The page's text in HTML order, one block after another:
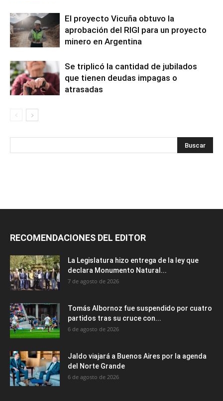
El proyecto Vicuña obtuvo la
aprobación del RIGI para un proyecto
minero en Argentina
Se triplicó la cantidad de jubilados
que tienen deudas impagas o
atrasadas
RECOMENDACIONES DEL EDITOR
La Legislatura hizo entrega de la ley que
declara Monumento Natural...
7 de agosto de 2026
Tomás Albornoz fue suspendido por cuatro
partidos tras su cruce con...
6 de agosto de 2026
Jaldo viajará a Buenos Aires por la agenda
del Norte Grande
6 de agosto de 2026